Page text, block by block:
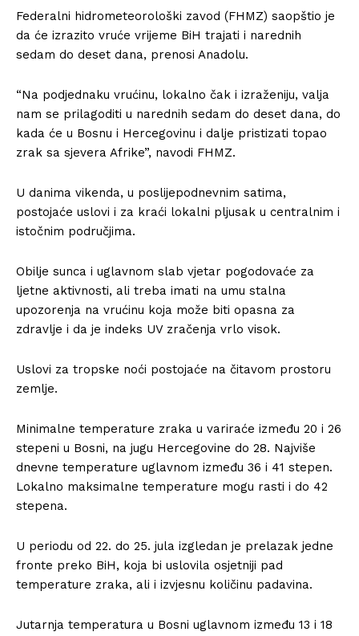
Federalni hidrometeorološki zavod (FHMZ) saopštio je
da će izrazito vruće vrijeme BiH trajati i narednih
sedam do deset dana, prenosi Anadolu.
“Na podjednaku vrućinu, lokalno čak i izraženiju, valja
nam se prilagoditi u narednih sedam do deset dana, do
kada će u Bosnu i Hercegovinu i dalje pristizati topao
zrak sa sjevera Afrike”, navodi FHMZ.
U danima vikenda, u poslijepodnevnim satima,
postojaće uslovi i za kraći lokalni pljusak u centralnim i
istočnim područjima.
Obilje sunca i uglavnom slab vjetar pogodovaće za
ljetne aktivnosti, ali treba imati na umu stalna
upozorenja na vrućinu koja može biti opasna za
zdravlje i da je indeks UV zračenja vrlo visok.
Uslovi za tropske noći postojaće na čitavom prostoru
zemlje.
Minimalne temperature zraka u variraće između 20 i 26
stepeni u Bosni, na jugu Hercegovine do 28. Najviše
dnevne temperature uglavnom između 36 i 41 stepen.
Lokalno maksimalne temperature mogu rasti i do 42
stepena.
U periodu od 22. do 25. jula izgledan je prelazak jedne
fronte preko BiH, koja bi uslovila osjetniji pad
temperature zraka, ali i izvjesnu količinu padavina.
Jutarnja temperatura u Bosni uglavnom između 13 i 18